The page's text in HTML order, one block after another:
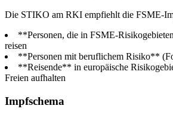
Die STIKO am RKI empfiehlt die FSME-
**Personen, die in FSME-
reisen
**Personen mit beruflichem Risiko**
**Reisende** in europäische
Freien aufhalten
Impfschema